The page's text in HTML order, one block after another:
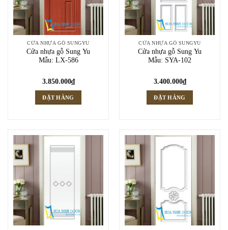
CỬA NHỰA GỖ SUNGYU
Cửa nhựa gỗ Sung Yu
Mẫu: LX-586
3.850.000₫
ĐẶT HÀNG
CỬA NHỰA GỖ SUNGYU
Cửa nhựa gỗ Sung Yu
Mẫu: SYA-102
3.400.000₫
ĐẶT HÀNG